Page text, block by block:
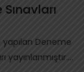
yapılan Deneme
yayınlanmıştır.